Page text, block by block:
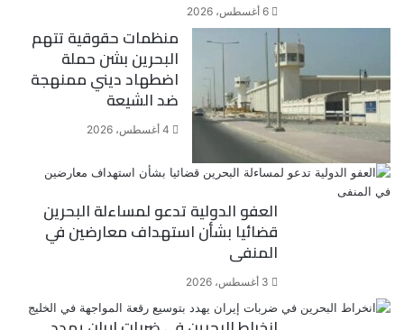
6 أغسطس، 2026
منظمات حقوقية تتهم
البحرين بشن حملة
اضطهاد ديني ممنهجة
ضد الشيعة
4 أغسطس، 2026
العفو الدولية تدعو لمساءلة البحرين
قضائيا بشأن استهداف معارضين في
المنفى
3 أغسطس، 2026